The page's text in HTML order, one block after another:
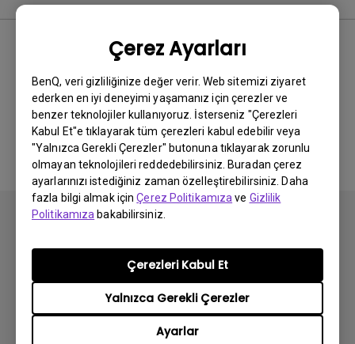
Çerez Ayarları
BenQ, veri gizliliğinize değer verir. Web sitemizi ziyaret
ederken en iyi deneyimi yaşamanız için çerezler ve
benzer teknolojiler kullanıyoruz. İsterseniz "Çerezleri
Kabul Et"e tıklayarak tüm çerezleri kabul edebilir veya
"Yalnızca Gerekli Çerezler" butonuna tıklayarak zorunlu
olmayan teknolojileri reddedebilirsiniz. Buradan çerez
ayarlarınızı istediğiniz zaman özelleştirebilirsiniz. Daha
fazla bilgi almak içinÇerez Politikamıza ve Gizlilik
Politikamıza bakabilirsiniz.
Ayarlar
Yalnızca Gerekli Çerezler
Çerezleri Kabul Et
İlgili video yok
Abone olun